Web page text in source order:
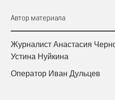
Автор материала
Журналист Анастасия
Устина Нуйкина
Оператор Иван Дульцев